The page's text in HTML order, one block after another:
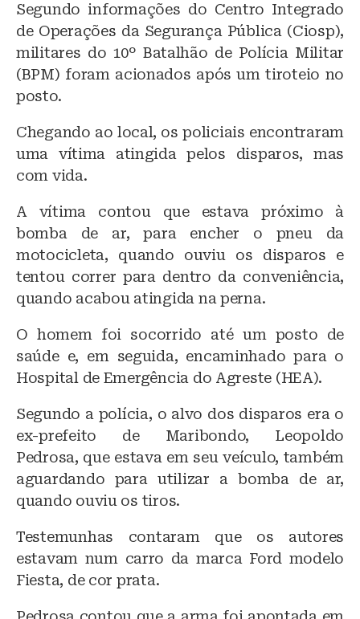
Segundo informações do Centro Integrado
de Operações da Segurança Pública (Ciosp),
militares do 10º Batalhão de Polícia Militar
(BPM) foram acionados após um tiroteio no
posto.
Chegando ao local, os policiais encontraram
uma vítima atingida pelos disparos, mas
com vida.
A vítima contou que estava próximo à
bomba de ar, para encher o pneu da
motocicleta, quando ouviu os disparos e
tentou correr para dentro da conveniência,
quando acabou atingida na perna.
O homem foi socorrido até um posto de
saúde e, em seguida, encaminhado para o
Hospital de Emergência do Agreste (HEA).
Segundo a polícia, o alvo dos disparos era o
ex-prefeito de Maribondo, Leopoldo
Pedrosa, que estava em seu veículo, também
aguardando para utilizar a bomba de ar,
quando ouviu os tiros.
Testemunhas contaram que os autores
estavam num carro da marca Ford modelo
Fiesta, de cor prata.